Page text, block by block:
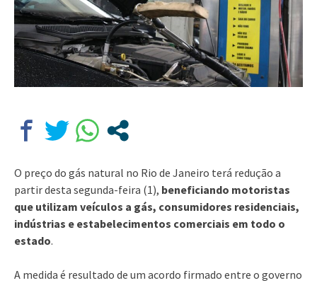
O preço do gás natural no Rio de Janeiro terá redução a
partir desta segunda-feira (1), beneficiando motoristas
que utilizam veículos a gás, consumidores residenciais,
indústrias e estabelecimentos comerciais em todo o
estado.
A medida é resultado de um acordo firmado entre o governo